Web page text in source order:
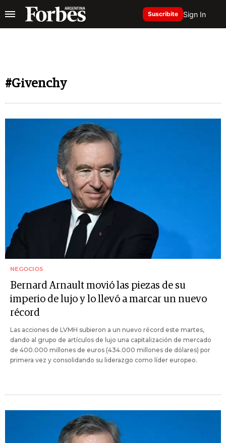
Suscribite Sign In
#Givenchy
NEGOCIOS
Bernard Arnault movió las piezas de su
imperio de lujo y lo llevó a marcar un nuevo
récord
Las acciones de LVMH subieron a un nuevo récord este martes,
dando al grupo de artículos de lujo una capitalización de mercado
de 400.000 millones de euros (434.000 millones de dólares) por
primera vez y consolidando su liderazgo como líder europeo.